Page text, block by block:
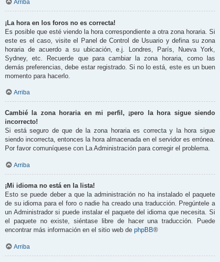
Arriba
¡La hora en los foros no es correcta!
Es posible que esté viendo la hora correspondiente a otra zona horaria. Si
este es el caso, visite el Panel de Control de Usuario y defina su zona
horaria de acuerdo a su ubicación, e.j. Londres, París, Nueva York,
Sydney, etc. Recuerde que para cambiar la zona horaria, como las
demás preferencias, debe estar registrado. Si no lo está, este es un buen
momento para hacerlo.
Arriba
Cambié la zona horaria en mi perfil, ¡pero la hora sigue siendo
incorrecto!
Si está seguro de que de la zona horaria es correcta y la hora sigue
siendo incorrecta, entonces la hora almacenada en el servidor es errónea.
Por favor comuníquese con La Administración para corregir el problema.
Arriba
¡Mi idioma no está en la lista!
Esto se puede deber a que la administración no ha instalado el paquete
de su idioma para el foro o nadie ha creado una traducción. Pregúntele a
un Administrador si puede instalar el paquete del idioma que necesita. Si
el paquete no existe, siéntase libre de hacer una traducción. Puede
encontrar más información en el sitio web de phpBB®
Arriba